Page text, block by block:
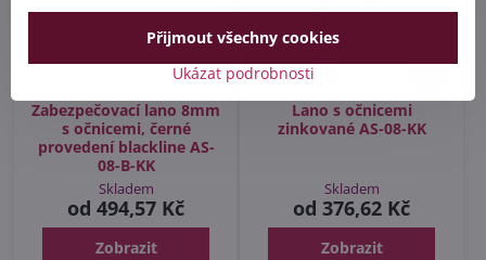
Zabezpečovací lano 8mm
s očnicemi, černé
provedení blackline AS-
08-B-KK
Skladem
od 494,57 Kč
Zobrazit
5%
Lano s očnicemi
zinkované AS-08-KK
Skladem
od 376,62 Kč
Zobrazit
Ukázat podrobnosti
Přijmout všechny cookies